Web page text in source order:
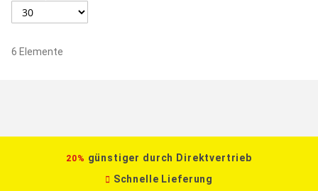
6 Elemente
20% günstiger durch Direktvertrieb
Schnelle Lieferung